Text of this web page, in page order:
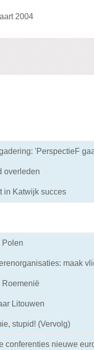
2004
'PerspectieF
overleden
in Katwijk succes
Polen
maak
Roemenië
Litouwen
stupid! (Vervolg)
conferenties nieuwe